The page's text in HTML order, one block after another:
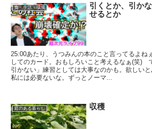
食・生活・環境
引くとか、引か
せるとか
25:00あたり、うつみんの本のこと言ってるよね
してのカード。おもしろいこと考えるなぁ(笑)
引かない」練習としては大事なのかも。欲しい
私には必要ないな。ずっとノーマ...
庭のある暮らし 収穫